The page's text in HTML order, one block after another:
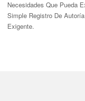
Necesidades Que Pueda
Simple Registro De
Exigente.